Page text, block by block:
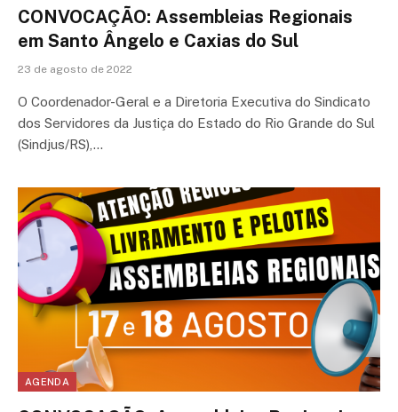
CONVOCAÇÃO: Assembleias Regionais
em Santo Ângelo e Caxias do Sul
23 de agosto de 2022
O Coordenador-Geral e a Diretoria Executiva do Sindicato
dos Servidores da Justiça do Estado do Rio Grande do Sul
(Sindjus/RS),…
AGENDA